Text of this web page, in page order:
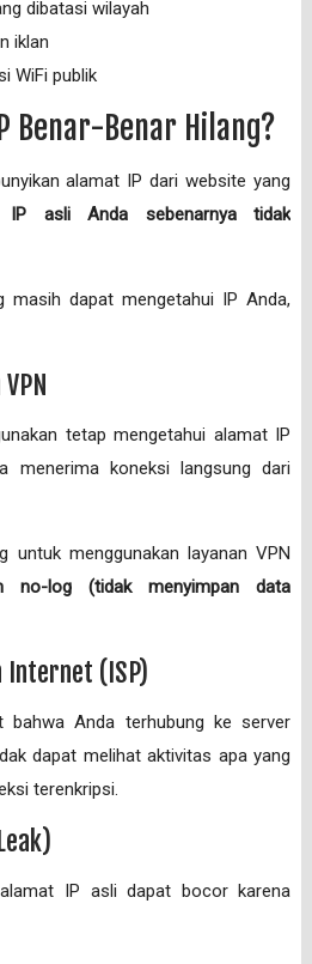
dibatasi wilayah
iklan
WiFi publik
Benar-Benar Hilang?
alamat IP dari website yang
IP asli Anda sebenarnya tidak
masih dapat mengetahui IP Anda,
tetap mengetahui alamat IP
menerima koneksi langsung dari
untuk menggunakan layanan VPN
no-log (tidak menyimpan data
Internet (ISP)
bahwa Anda terhubung ke server
dapat melihat aktivitas apa yang
terenkripsi.
IP asli dapat bocor karena